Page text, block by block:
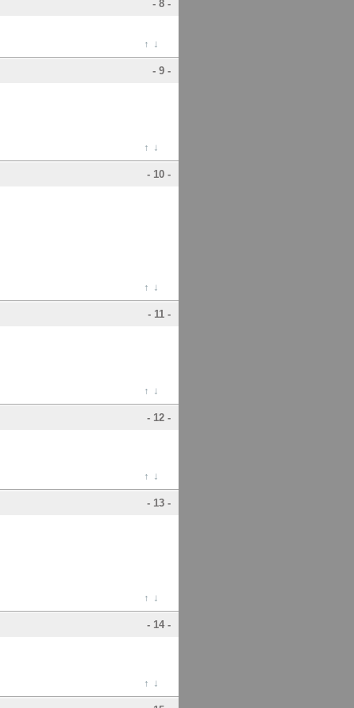
- 8 -
↑ ↓
- 9 -
↑ ↓
- 10 -
↑ ↓
- 11 -
↑ ↓
- 12 -
↑ ↓
- 13 -
↑ ↓
- 14 -
↑ ↓